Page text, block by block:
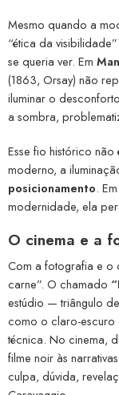
Mesmo quando a
“ética da
se queria ver. Em
(1863, Orsay) não
iluminar o
a sombra,
Esse fio histórico
moderno, a
posicionamento.
modernidade, ela
O cinema e a
Com a fotografia e o
carne”. O chamado
estúdio — triângulo
como o claro-escuro
técnica. No cinema,
filme noir às
culpa, dúvida,